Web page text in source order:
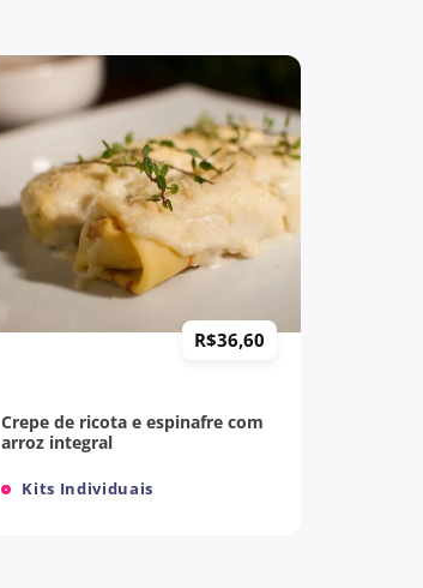
Kits Individuais
Crepe de ricota e espinafre com
arroz integral
R$36,60